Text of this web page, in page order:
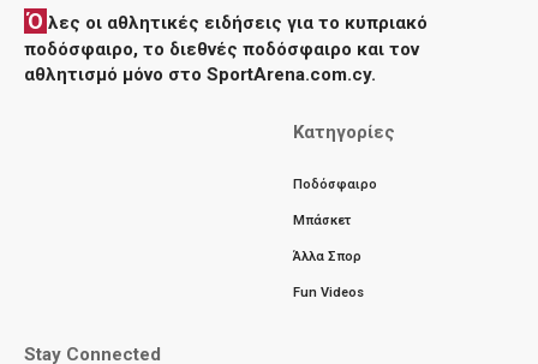
Ό λες οι αθλητικές ειδήσεις για το κυπριακό
ποδόσφαιρο, το διεθνές ποδόσφαιρο και τον
αθλητισμό μόνο στο SportArena.com.cy.
Κατηγορίες
Ποδόσφαιρο
Μπάσκετ
Άλλα Σπορ
Fun Videos
Stay Connected